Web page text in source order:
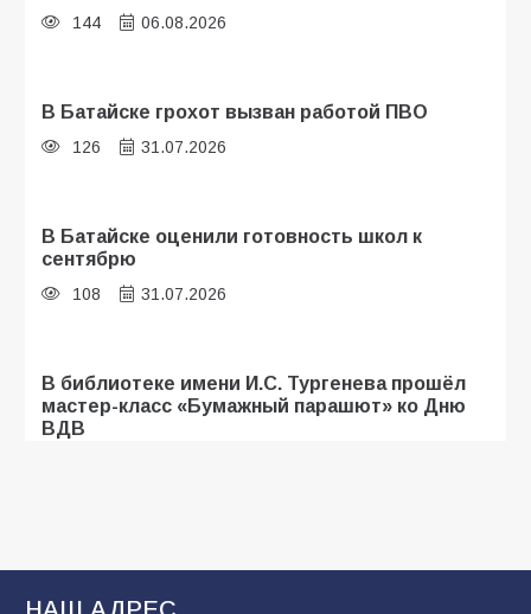
144 06.08.2026
В Батайске грохот вызван работой ПВО
126 31.07.2026
В Батайске оценили готовность школ к
сентябрю
108 31.07.2026
В библиотеке имени И.С. Тургенева прошёл
мастер-класс «Бумажный парашют» ко Дню
ВДВ
образовательного кластера
106 05.08.2026